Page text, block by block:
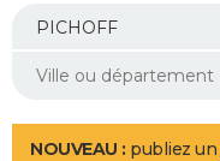
Mobiles
Meilleur smartphone
Internet
Ordinateurs
Jeux vidéo
Guide high-tech
Aménagement intérieur
LIFESTYLE
NOUVEAU : publiez un